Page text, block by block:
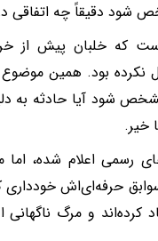
شود دقیقاً چه اتفاقی
که خلبان پیش از
نکرده بود. همین
شود آیا حادثه به
خیر.
اعلام شده، اما
حرفه‌ای‌اش خودداری
کرده‌اند و مرگ